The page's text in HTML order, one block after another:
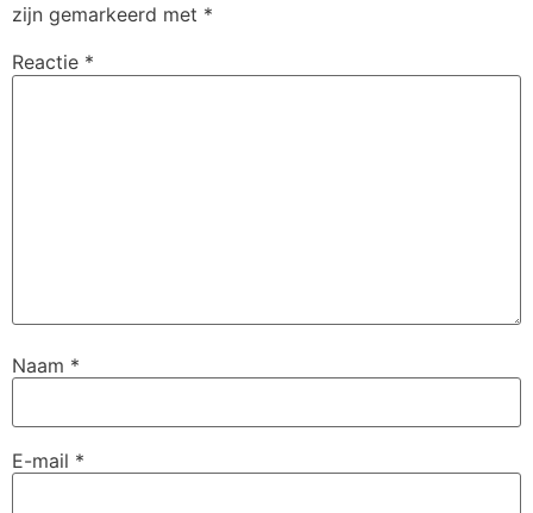
zijn gemarkeerd met *
Reactie *
Naam *
E-mail *